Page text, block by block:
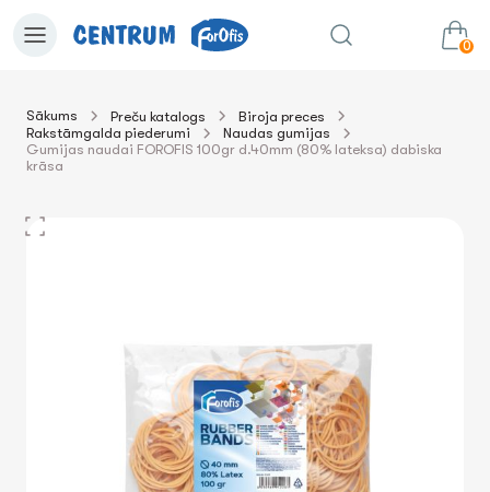
0
uz grozu Summa: 0.00€
Sākums Preču katalogs
Biroja preces
Rakstāmgalda piederumi
Naudas gumijas
Gumijas naudai FOROFIS 100gr d.40mm (80% lateksa) dabiska
krāsa